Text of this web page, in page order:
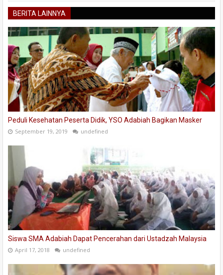
BERITA LAINNYA
Peduli Kesehatan Peserta Didik, YSO Adabiah Bagikan Masker
September 19, 2019 undefined
Siswa SMA Adabiah Dapat Pencerahan dari Ustadzah Malaysia
April 17, 2018 undefined